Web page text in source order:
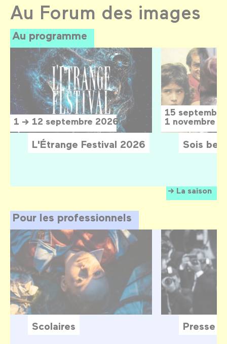
Au Forum des images
Au programme
La saison
1 → 12 septembre 2026
L'Étrange Festival 2026
15
1 novembre
Sois
Pour les professionnels
Scolaires Presse